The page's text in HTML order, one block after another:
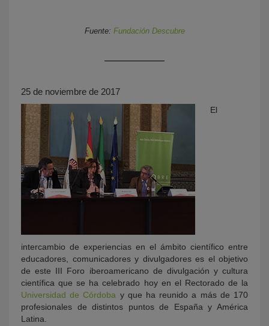
Fuente: Fundación Descubre
25 de noviembre de 2017
El
intercambio de experiencias en el ámbito científico entre
educadores, comunicadores y divulgadores es el objetivo
de este III Foro iberoamericano de divulgación y cultura
científica que se ha celebrado hoy en el Rectorado de la
Universidad de Córdoba y que ha reunido a más de 170
profesionales de distintos puntos de España y América
Latina.